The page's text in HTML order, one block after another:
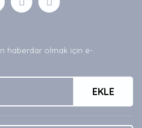
Yaz
bulunuyor.
daha pahalı.
olmalı.
haberdar olmak için e-
EKLE